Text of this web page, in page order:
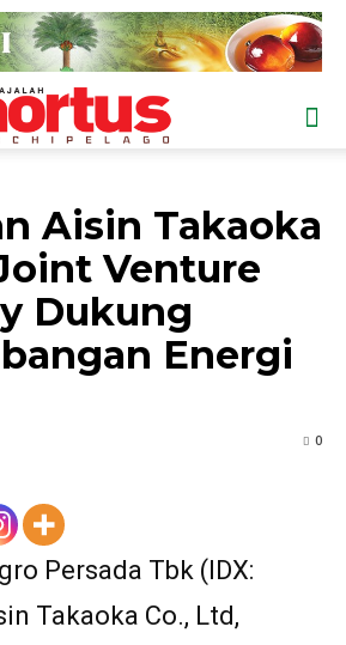
Aisin Takaoka
Venture
Dukung
Energi
0
Persada Tbk (IDX:
Takaoka Co., Ltd,